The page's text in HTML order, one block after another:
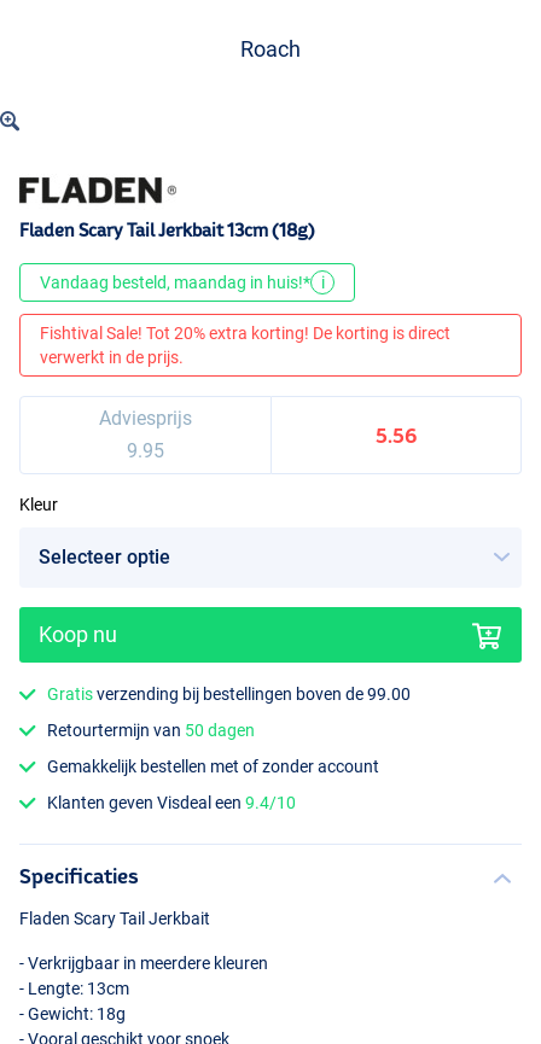
Roach
Orange Black Dots
Fladen Scary Tail Jerkbait 13cm (18g)
Vandaag besteld, maandag in huis!* i
Fishtival Sale! Tot 20% extra korting! De korting is direct
verwerkt in de prijs.
Adviesprijs
9.95
5.56
Kleur
Koop nu
Gratisverzending bij bestellingen boven de 99.00
Retourtermijn van 50 dagen
Gemakkelijk bestellen met of zonder account
Klanten geven Visdeal een9.4/10
Specificaties
Fladen Scary Tail Jerkbait
- Verkrijgbaar in meerdere kleuren
- Lengte: 13cm
- Gewicht: 18g
- Vooral geschikt voor snoek